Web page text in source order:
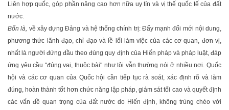
Liên hợp quốc, góp phần nâng cao hơn nữa uy tín và vị thế quốc tế của đất
nước.
Bốn là, về xây dựng Đảng và hệ thống chính trị: Đẩy mạnh đổi mới nội dung,
phương thức lãnh đạo, chỉ đạo và lề lối làm việc của các cơ quan, đơn vị,
nhất là người đứng đầu theo đúng quy định của Hiến pháp và pháp luật, đáp
ứng yêu cầu "đúng vai, thuộc bài" như tôi vẫn thường nói ở nhiều nơi. Quốc
hội và các cơ quan của Quốc hội cần tiếp tục rà soát, xác định rõ và làm
đúng, hoàn thành tốt hơn chức năng lập pháp, giám sát tối cao và quyết định
các vấn đề quan trọng của đất nước do Hiến định, không trùng chéo với